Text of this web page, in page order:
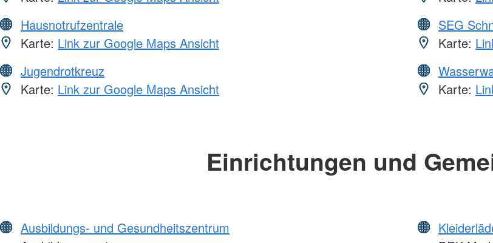
Hausnotrufzentrale
Karte: Link zur Google Maps Ansicht
Jugendrotkreuz
Karte: Link zur Google Maps Ansicht
SEG
Karte:
Karte:
Einrichtungen und
Ausbildungs- und Gesundheitszentrum